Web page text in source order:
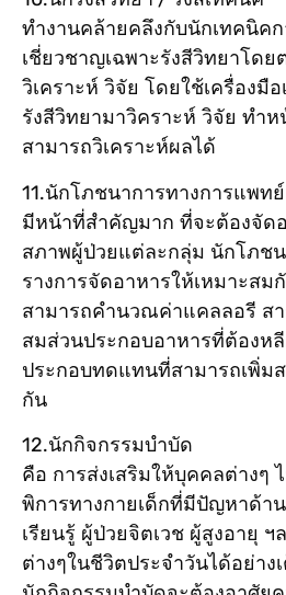
ทำงานคล้ายคลึงกับนักเทคนิค
เชี่ยวชาญเฉพาะรังสีวิทยาโด
วิเคราะห์ วิจัย โดยใช้เครื่องมื
รังสีวิทยามาวิคราะห์ วิจัย ทำ
สามารถวิเคราะห์ผลได้
11.นักโภชนาการทางการแพทย์
มีหน้าที่สำคัญมาก ที่จะต้องจัด
สภาพผู้ป่วยแต่ละกลุ่ม นักโภช
รางการจัดอาหารให้เหมาะสม
สามารถคำนวณค่าแคลลอรี สา
สมส่วนประกอบอาหารที่ต้องห
ประกอบทดแทนที่สามารถเพิ่ม
กัน
12.นักกิจกรรมบำบัด
คือ การส่งเสริมให้บุคคลต่างๆ
พิการทางกายเด็กที่มีปัญหาด้า
เรียนรู้ ผู้ป่วยจิตเวช ผู้สูงอายุ
ต่างๆในชีวิตประจำวันได้อย่าง